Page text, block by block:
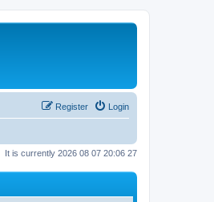
Login
Register
It is currently 2026 08 07 20:06 27